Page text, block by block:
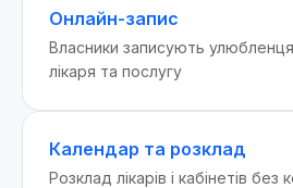
Онлайн-запис
Власники записують
лікаря та послугу
Календар та розклад
Розклад лікарів і кабінетів без